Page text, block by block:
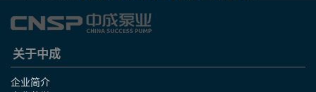
关于中成
企业简介